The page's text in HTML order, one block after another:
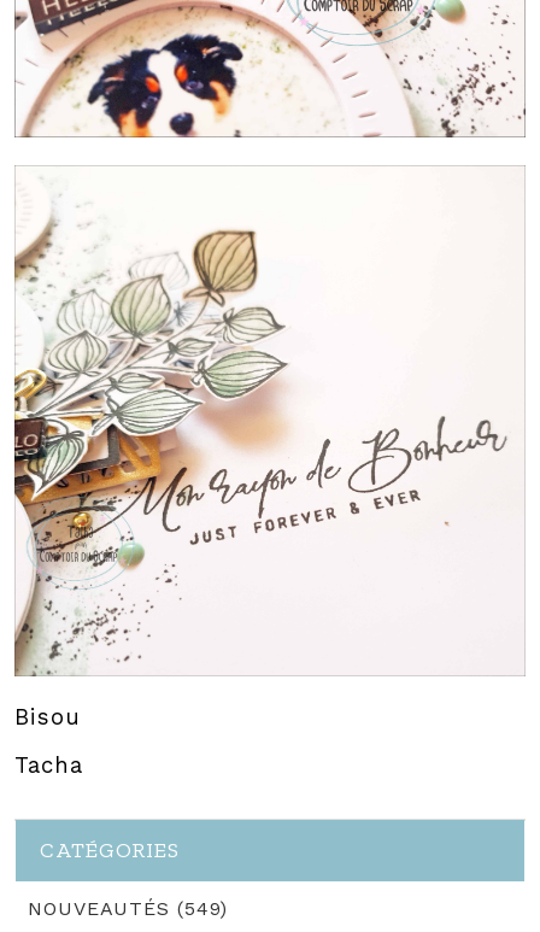
Bisou
Tacha
CATÉGORIES
NOUVEAUTÉS (549)